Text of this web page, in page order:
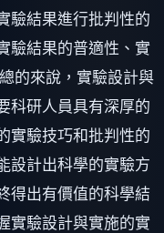
驗結果進行批判性的
驗結果的普適性、實
的來說，實驗設計與
科研人員具有深厚的
實驗技巧和批判性的
設計出科學的實驗方
得出有價值的科學結
實驗設計與實施的實